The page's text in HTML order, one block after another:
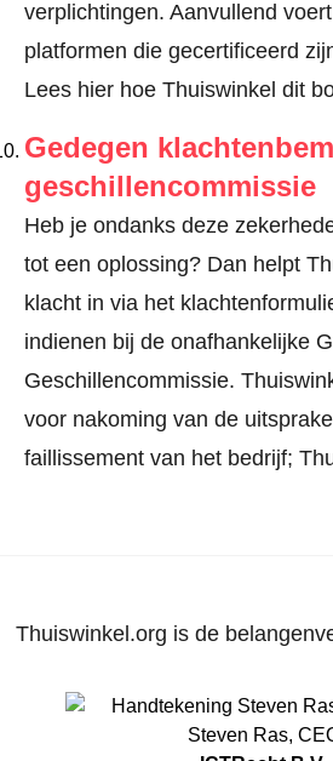
verplichtingen. Aanvullend
platformen die gecertificeerd
Lees hier hoe Thuiswinkel dit
Gedegen
geschillencommissie
Heb je ondanks deze
tot een oplossing? Dan helpt
klacht in via het
indienen bij de onafhankelijke
Geschillencommissie.
voor nakoming van de
faillissement van het bedrijf;
Thuiswinkel.org is de
Steven Ras,